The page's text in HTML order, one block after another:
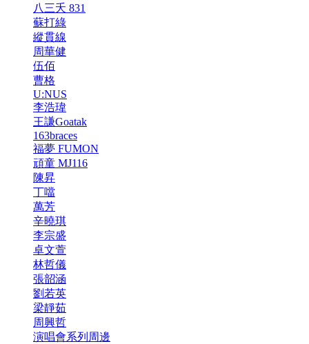
八三夭 831
蘇打綠
縱貫線
周華健
伍佰
曹格
U:NUS
李浩瑋
王謙Goatak
163braces
福夢 FUMON
頑童 MJ116
陳昇
丁噹
萬芳
辛曉琪
李宗盛
卓文萱
林哲儀
張韶涵
劉若英
梁靜茹
周興哲
演唱會系列周邊